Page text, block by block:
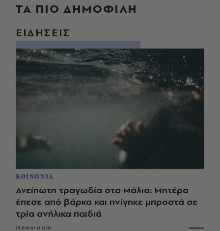
ΤΑ ΠΙΟ ΔΗΜΟΦΙΛΗ
ΕΙΔΗΣΕΙΣ
ΚΟΙΝΩΝΙΑ
Ανείπωτη τραγωδία στα Μάλια: Μητέρα
έπεσε από βάρκα και πνίγηκε μπροστά σε
τρία ανήλικα παιδιά
Newsroom